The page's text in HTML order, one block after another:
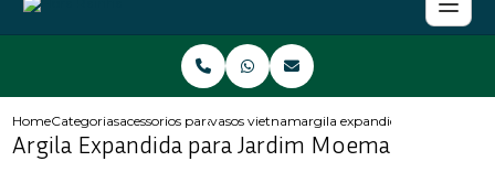
HomeCategoriasacessorios para jardinsvasos vietnamitas para jardimargila expandida para jardim
Argila Expandida para Jardim Moema